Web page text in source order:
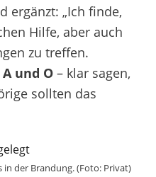
ergänzt: „Ich finde,
Hilfe, aber auch
zu treffen.
und O – klar sagen,
sollten das
der Brandung. (Foto: Privat)